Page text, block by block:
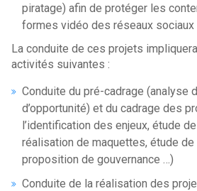
piratage) afin de protéger les
formes vidéo des réseaux sociaux
La conduite de ces projets
activités suivantes :
Conduite du pré-cadrage (analyse
d’opportunité) et du cadrage des
l’identification des enjeux, étude
réalisation de maquettes, étude
proposition de gouvernance …)
Conduite de la réalisation des